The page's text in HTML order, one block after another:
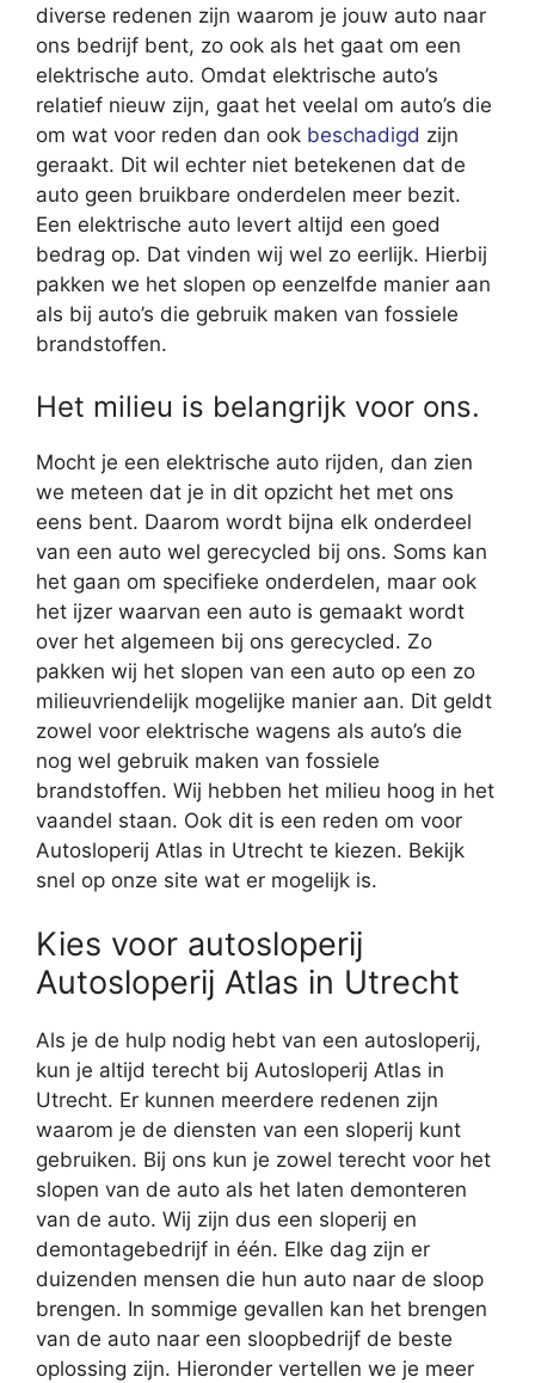
diverse redenen zijn waarom je jouw auto naar
ons bedrijf bent, zo ook als het gaat om een
elektrische auto. Omdat elektrische auto’s
relatief nieuw zijn, gaat het veelal om auto’s die
om wat voor reden dan ook beschadigd zijn
geraakt. Dit wil echter niet betekenen dat de
auto geen bruikbare onderdelen meer bezit.
Een elektrische auto levert altijd een goed
bedrag op. Dat vinden wij wel zo eerlijk. Hierbij
pakken we het slopen op eenzelfde manier aan
als bij auto’s die gebruik maken van fossiele
brandstoffen.
Het milieu is belangrijk voor ons.
Mocht je een elektrische auto rijden, dan zien
we meteen dat je in dit opzicht het met ons
eens bent. Daarom wordt bijna elk onderdeel
van een auto wel gerecycled bij ons. Soms kan
het gaan om specifieke onderdelen, maar ook
het ijzer waarvan een auto is gemaakt wordt
over het algemeen bij ons gerecycled. Zo
pakken wij het slopen van een auto op een zo
milieuvriendelijk mogelijke manier aan. Dit geldt
zowel voor elektrische wagens als auto’s die
nog wel gebruik maken van fossiele
brandstoffen. Wij hebben het milieu hoog in het
vaandel staan. Ook dit is een reden om voor
Autosloperij Atlas in Utrecht te kiezen. Bekijk
snel op onze site wat er mogelijk is.
Kies voor autosloperij
Autosloperij Atlas in Utrecht
Als je de hulp nodig hebt van een autosloperij,
kun je altijd terecht bij Autosloperij Atlas in
Utrecht. Er kunnen meerdere redenen zijn
waarom je de diensten van een sloperij kunt
gebruiken. Bij ons kun je zowel terecht voor het
slopen van de auto als het laten demonteren
van de auto. Wij zijn dus een sloperij en
demontagebedrijf in één. Elke dag zijn er
duizenden mensen die hun auto naar de sloop
brengen. In sommige gevallen kan het brengen
van de auto naar een sloopbedrijf de beste
oplossing zijn. Hieronder vertellen we je meer